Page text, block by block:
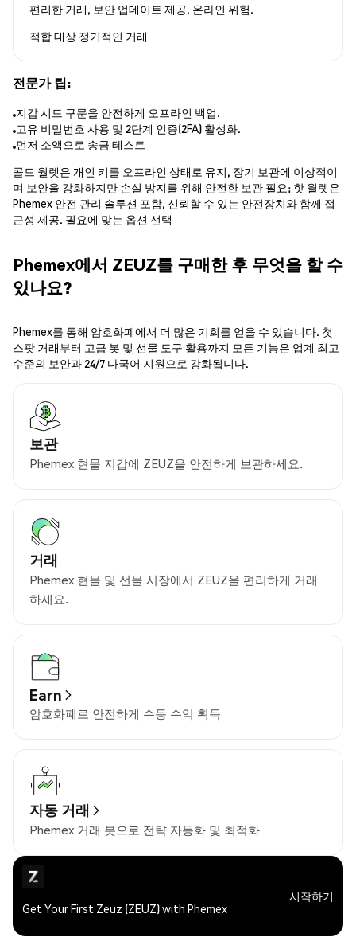
편리한 거래, 보안 업데이트 제공, 온라인 위험.
적합 대상 정기적인 거래
전문가 팁:
지갑 시드 구문을 안전하게 오프라인 백업.
고유 비밀번호 사용 및 2단계 인증(2FA) 활성화.
먼저 소액으로 송금 테스트
콜드 월렛은 개인 키를 오프라인 상태로 유지, 장기 보관에 이상적이
며 보안을 강화하지만 손실 방지를 위해 안전한 보관 필요; 핫 월렛은
Phemex 안전 관리 솔루션 포함, 신뢰할 수 있는 안전장치와 함께 접
근성 제공. 필요에 맞는 옵션 선택
Phemex에서 ZEUZ를 구매한 후 무엇을 할 수
있나요?
Phemex를 통해 암호화폐에서 더 많은 기회를 얻을 수 있습니다. 첫
스팟 거래부터 고급 봇 및 선물 도구 활용까지 모든 기능은 업계 최고
수준의 보안과 24/7 다국어 지원으로 강화됩니다.
보관
Phemex 현물 지갑에 ZEUZ을 안전하게 보관하세요.
거래
Phemex 현물 및 선물 시장에서 ZEUZ을 편리하게 거래
하세요.
Earn
암호화폐로 안전하게 수동 수익 획득
자동 거래
Phemex 거래 봇으로 전략 자동화 및 최적화
Get Your First Zeuz (ZEUZ) with Phemex
시작하기